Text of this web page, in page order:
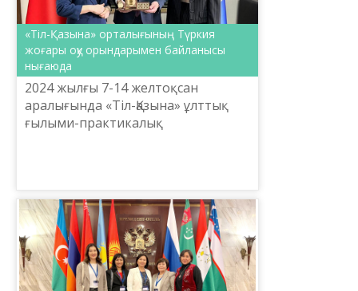
«Тіл-Қазына» орталығының Түркия
жоғары оқу орындарымен байланысы
нығаюда
2024 жылғы 7-14 желтоқсан
аралығында «Тіл-Қазына» ұлттық
ғылыми-практикалық